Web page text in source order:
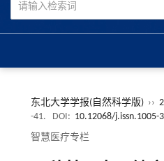
东北大学学报(自然科学版) ››
-41.
DOI: 10.12068/j.issn.1005-
智慧医疗专栏